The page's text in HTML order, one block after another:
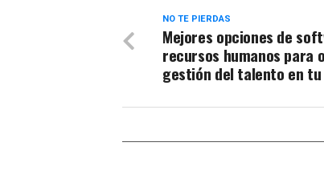
NO TE PIERDAS
Mejores opciones de
recursos humanos para
gestión del talento en